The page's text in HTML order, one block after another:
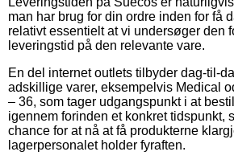
man har brug for din ordre inden for få
relativt essentielt at vi undersøger den
leveringstid på den relevante vare.
En del internet outlets tilbyder dag-til-
adskillige varer, eksempelvis Medical
– 36, som tager udgangspunkt i at
igennem forinden et konkret tidspunkt,
chance for at nå at få produkterne
lagerpersonalet holder fyraften.